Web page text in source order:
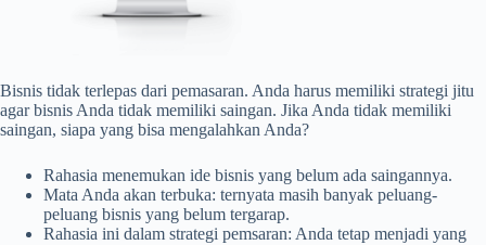
Bisnis tidak terlepas dari pemasaran. Anda harus memiliki strategi jitu
agar bisnis Anda tidak memiliki saingan. Jika Anda tidak memiliki
saingan, siapa yang bisa mengalahkan Anda?
Rahasia menemukan ide bisnis yang belum ada saingannya.
Mata Anda akan terbuka: ternyata masih banyak peluang-
peluang bisnis yang belum tergarap.
Rahasia ini dalam strategi pemsaran: Anda tetap menjadi yang